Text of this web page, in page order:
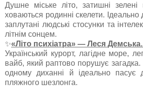
Душне міське літо, затишні
ховаються родинні скелети.
заплутані людські стосунки та
літнім сонцем.
✨«Літо психіатра» — Леся Демська.
Український курорт, лагідне море,
вайб, який раптово порушує загадка.
одному диханні й ідеально
пляжного шезлонга.